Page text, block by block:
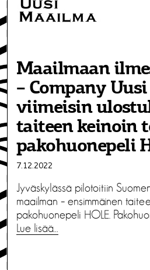
Maailmaan
– Company
viimeisin
taiteen keinoin
pakohuonepeli
7.12.2022
Jyväskylässä pilotoitiin
maailman – ensimmäinen
pakohuonepeli HOLE.
Lue lisää…